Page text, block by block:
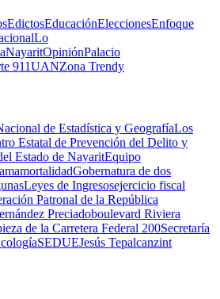
EdictosEducaciónEleccionesEnfoque
Lo
NayaritOpiniónPalacio
911UANZona Trendy
de Estadística y GeografíaLos
Estatal de Prevención del Delito y
Estado de NayaritEquipo
mortalidadGobernatura de dos
Leyes de Ingresosejercicio fiscal
Patronal de la República
Preciadoboulevard Riviera
de la Carretera Federal 200Secretaría
SEDUEJesús Tepalcanzint